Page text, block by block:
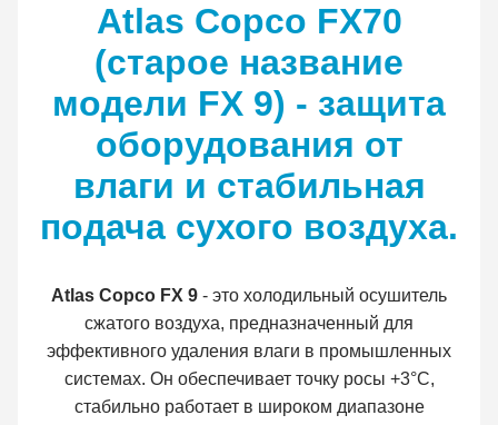
Atlas Copco FX70
(старое название
модели FX 9) - защита
оборудования от
влаги и стабильная
подача сухого воздуха.
Atlas Copco FX 9 - это холодильный осушитель
сжатого воздуха, предназначенный для
эффективного удаления влаги в промышленных
системах. Он обеспечивает точку росы +3°C,
стабильно работает в широком диапазоне